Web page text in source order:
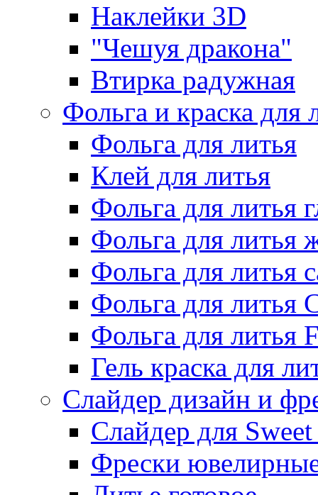
Наклейки 3D
"Чешуя дракона"
Втирка радужная
Фольга и краска для
Фольга для литья
Клей для литья
Фольга для литья
Фольга для литья
Фольга для литья
Фольга для литья
Фольга для литья
Гель краска для
Слайдер дизайн и
Слайдер для
Фрески